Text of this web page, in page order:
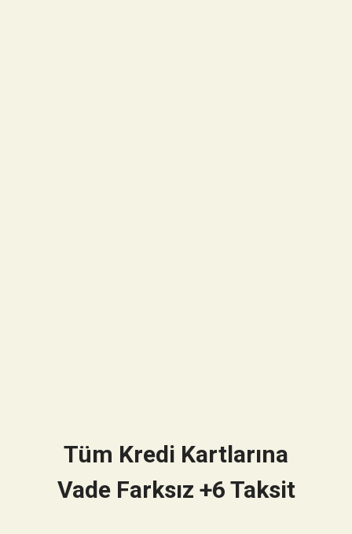
Tüm Kredi Kartlarına
Vade Farksız +6 Taksit